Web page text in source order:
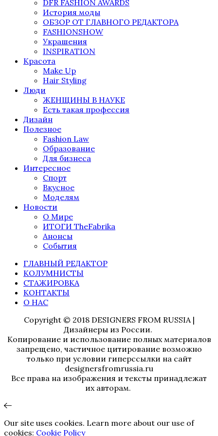
DFR FASHION AWARDS
История моды
ОБЗОР ОТ ГЛАВНОГО РЕДАКТОРА
FASHIONSHOW
Украшения
INSPIRATION
Красота
Make Up
Hair Styling
Люди
ЖЕНЩИНЫ В НАУКЕ
Есть такая профессия
Дизайн
Полезное
Fashion Law
Образование
Для бизнеса
Интересное
Спорт
Вкусное
Моделям
Новости
О Мире
ИТОГИ TheFabrika
Анонсы
События
ГЛАВНЫЙ РЕДАКТОР
КОЛУМНИСТЫ
СТАЖИРОВКА
КОНТАКТЫ
О НАС
Copyright © 2018 DESIGNERS FROM RUSSIA |
Дизайнеры из России.
Копирование и использование полных материалов
запрещено, частичное цитирование возможно
только при условии гиперссылки на сайт
designersfromrussia.ru
Все права на изображения и тексты принадлежат
их авторам.
Our site uses cookies. Learn more about our use of
cookies: Cookie Policy